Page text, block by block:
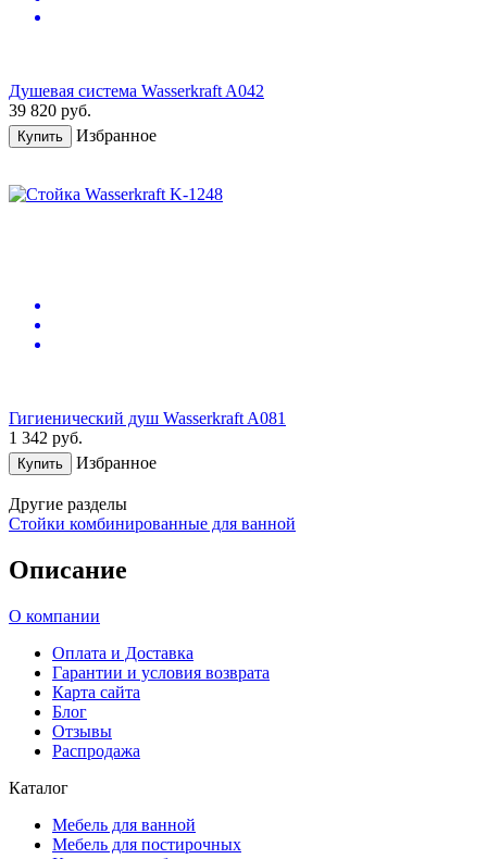
Душевая система Wasserkraft A042
39 820 руб.
Купить Избранное
Гигиенический душ Wasserkraft A081
1 342 руб.
Купить Избранное
Другие разделы
Стойки комбинированные для ванной
Описание
О компании
Оплата и Доставка
Гарантии и условия возврата
Карта сайта
Блог
Отзывы
Распродажа
Каталог
Мебель для ванной
Мебель для постирочных